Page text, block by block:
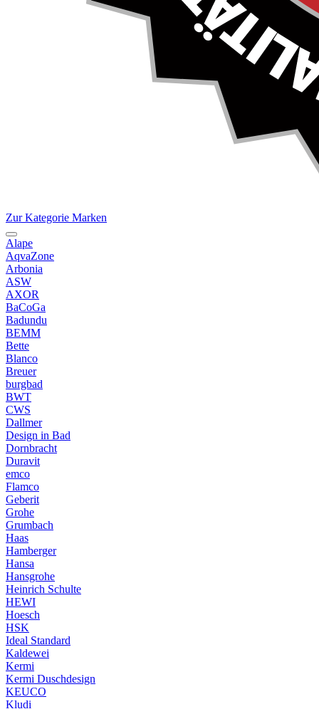
Zur Kategorie Marken
Alape
AqvaZone
Arbonia
ASW
AXOR
BaCoGa
Badundu
BEMM
Bette
Blanco
Breuer
burgbad
BWT
CWS
Dallmer
Design in Bad
Dornbracht
Duravit
emco
Flamco
Geberit
Grohe
Grumbach
Haas
Hamberger
Hansa
Hansgrohe
Heinrich Schulte
HEWI
Hoesch
HSK
Ideal Standard
Kaldewei
Kermi
Kermi Duschdesign
KEUCO
Kludi